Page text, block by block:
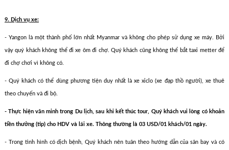
9. Dịch vụ xe:
- Yangon là một thành phố lớn nhất Myanmar và không cho phép sử dụng xe máy. Bởi
vậy quý khách không thể đi xe ôm đi chợ. Quý khách cũng không thể bắt taxi metter để
đi chợ chơi vì không có.
- Quý khách có thể dùng phương tiện duy nhất là xe xiclo (xe đạp thồ người), xe thuê
theo chuyến và đi bộ.
- Thực hiện văn minh trong Du lịch, sau khi kết thúc tour, Quý khách vui lòng có khoản
tiền thưởng (tip) cho HDV và lái xe. Thông thường là 03 USD/01 khách/01 ngày.
- Trong tình hình có dịch bệnh, Quý khách nên tuân theo hướng dẫn của sân bay và có